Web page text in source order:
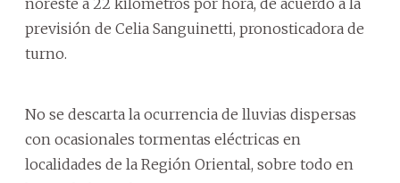
previsión de Celia Sanguinetti, pronosticadora de
turno.
No se descarta la ocurrencia de lluvias dispersas
con ocasionales tormentas eléctricas en
localidades de la Región Oriental, sobre todo en